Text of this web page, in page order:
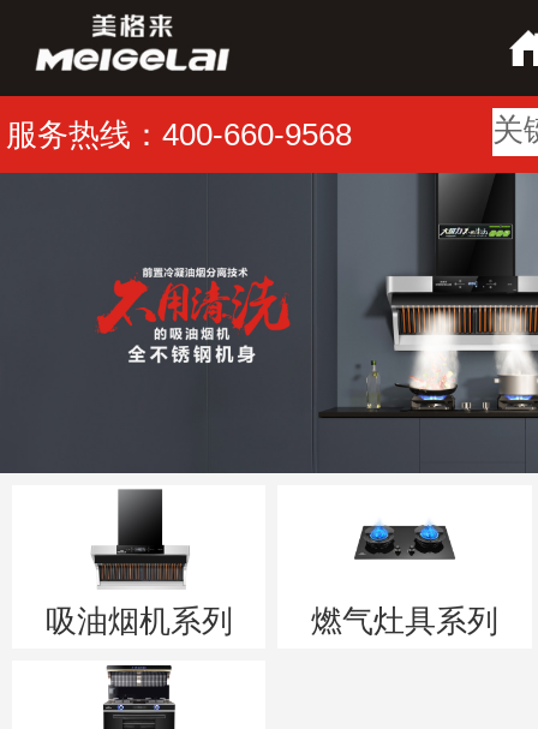
服务热线：400-660-9568
吸油烟机系列 燃气灶具系列